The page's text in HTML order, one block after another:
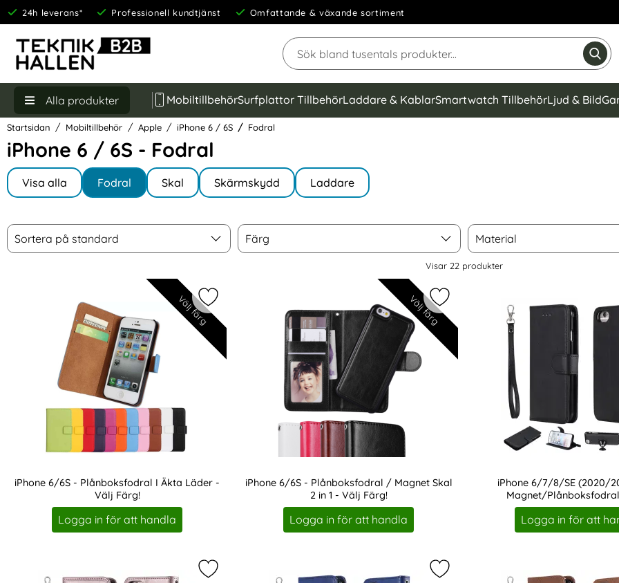
24h leverans* Professionell kundtjänst Omfattande & växande sortiment
Sök
Sök på Narse Group AB
Alla produkter MobiltillbehörSurfplattor TillbehörLaddare & KablarSmartwatch TillbehörLjud & Bild
Startsidan Mobiltillbehör Apple iPhone 6 / 6S Fodral
iPhone 6 / 6S - Fodral
Hoppa
produkter
Underkategorier
Visa alla
I iPhone 6 / 6S Fodral Skal Skärmskydd Laddare
Hoppa
över
Filtrera & sortera
Sortera
Sortera på standard
Färg
Färg
Material
Material
Visar 22 produkter
Välj färg
iPhone 6/6S - Plånboksfodral I Äkta Läder -
Välj Färg!
Art. nr 6196
Logga in för att handla
Markera iPhone 6/6S - Plånboksfodral I Äkta Läder - Välj Färg! som favorit
Välj färg
iPhone 6/6S - Plånboksfodral / Magnet Skal
2 in 1 - Välj Färg!
Art. nr 7169
Logga in för att handla
Markera iPhone 6/6S -
iPhone 6/7/8/SE (2020/
Magnet/
Art. nr 7749
Logga in för att
Markera iPhone 6/7/8/SE (2020/2022) - 2in1 Magnet/Plånboksfodral -
Markera iPhone 6/7/8/SE (2020/